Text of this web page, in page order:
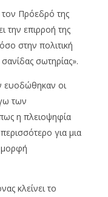
Πρόεδρό της
την επιρροή της
στην πολιτική
σωτηρίας».
ευοδώθηκαν οι
των
η πλειοψηφία
για μια
κλείνει το